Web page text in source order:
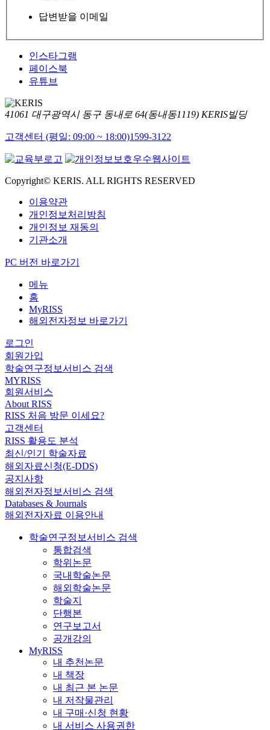
답변받을 이메일
인스타그램
페이스북
유튜브
41061 대구광역시 동구 동내로 64(동내동1119) KERIS빌딩
고객센터 (평일: 09:00 ~ 18:00)1599-3122
Copyright© KERIS. ALL RIGHTS RESERVED
이용약관
개인정보처리방침
개인정보 재동의
기관소개
PC 버전 바로가기
메뉴
홈
MyRISS
해외전자정보 바로가기
로그인
회원가입
학술연구정보서비스 검색
MYRISS
회원서비스
About RISS
RISS 처음 방문 이세요?
고객센터
RISS 활용도 분석
최신/인기 학술자료
해외자료신청(E-DDS)
공지사항
해외전자정보서비스 검색
Databases & Journals
해외전자자료 이용안내
학술연구정보서비스 검색
통합검색
학위논문
국내학술논문
해외학술논문
학술지
단행본
연구보고서
공개강의
MyRISS
내 추천논문
내 책장
내 최근 본 논문
내 저작물관리
내 구매·신청 현황
내 서비스 사용권한